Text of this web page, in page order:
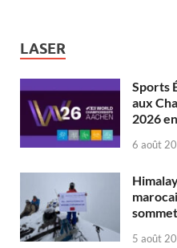
LASER
Sports
aux
2026
6 août
5 août